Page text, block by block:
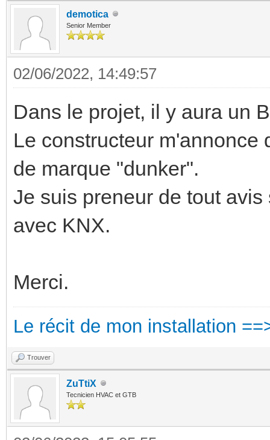
demotica
Senior Member
02/06/2022, 14:49:57
Dans le projet, il y aura un
Le constructeur m'annonce
de marque "dunker".
Je suis preneur de tout
avec KNX.
Merci.
Le récit de mon installation
Trouver
ZuTtiX
Tecnicien HVAC et GTB